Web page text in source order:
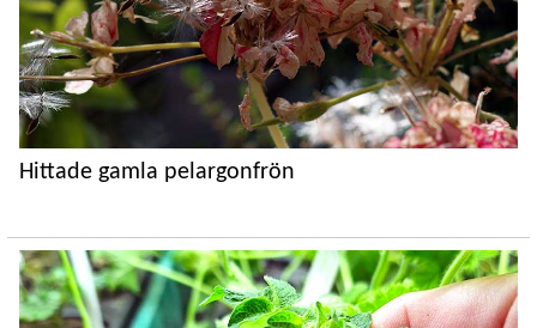
Hittade gamla pelargonfrön